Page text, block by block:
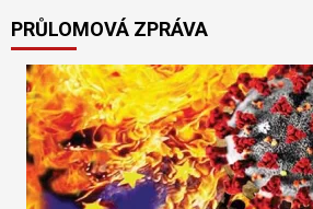
PRŮLOMOVÁ ZPRÁVA